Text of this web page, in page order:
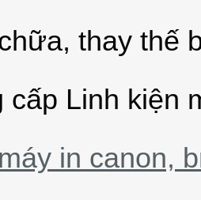
thay thế
cấp Linh
in canon,